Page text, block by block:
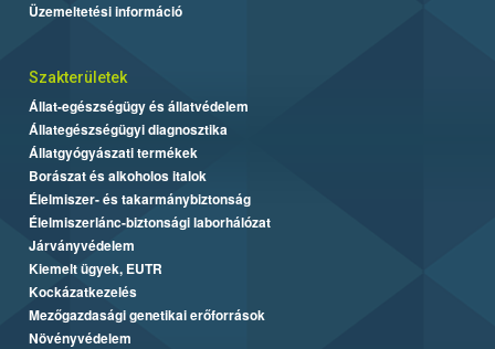
Üzemeltetési információ
Szakterületek
Állat-egészségügy és állatvédelem
Állategészségügyi diagnosztika
Állatgyógyászati termékek
Borászat és alkoholos italok
Élelmiszer- és takarmánybiztonság
Élelmiszerlánc-biztonsági laborhálózat
Járványvédelem
Kiemelt ügyek, EUTR
Kockázatkezelés
Mezőgazdasági genetikai erőforrások
Növényvédelem